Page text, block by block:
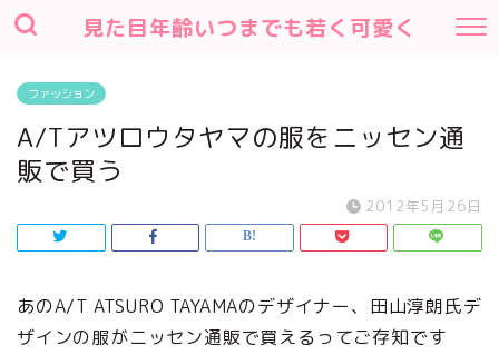
見た目年齢いつまでも若く可愛く
ファッション
A/Tアツロウタヤマの服をニッセン通
販で買う
2012年5月26日
あのA/T ATSURO TAYAMAのデザイナー、田山淳朗氏デ
ザインの服がニッセン通販で買えるってご存知です